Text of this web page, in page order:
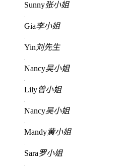
Sunny张小姐
Gia李小姐
Yin 刘先生
Nancy吴小姐
Lily曾小姐
Nancy吴小姐
Mandy黄小姐
Sara罗小姐